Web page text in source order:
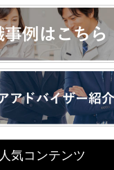
人気コンテンツ